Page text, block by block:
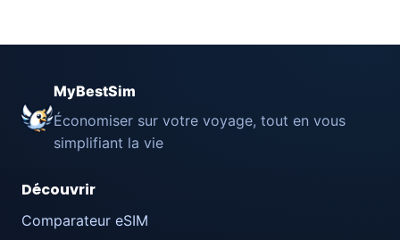
MyBestSim
Économiser sur votre voyage, tout en vous
simplifiant la vie
Découvrir
Comparateur eSIM